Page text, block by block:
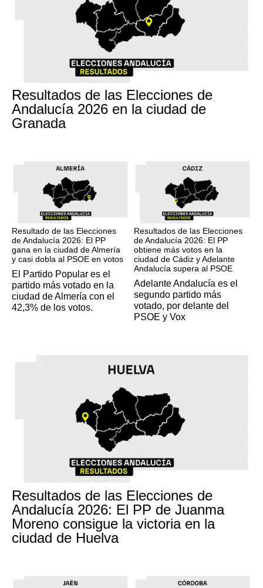
Resultados de las Elecciones de
Andalucía 2026 en la ciudad de
Granada
Resultado de las Elecciones
de Andalucía 2026: El PP
gana en la ciudad de Almería
y casi dobla al PSOE en votos
El Partido Popular es el
partido más votado en la
ciudad de Almería con el
42,3% de los votos.
Resultados de las Elecciones
de Andalucía 2026: El PP
obtiene más votos en la
ciudad de Cádiz y Adelante
Andalucía supera al PSOE
Adelante Andalucía es el
segundo partido más
votado, por delante del
PSOE y Vox
Resultados de las Elecciones de
Andalucía 2026: El PP de Juanma
Moreno consigue la victoria en la
ciudad de Huelva